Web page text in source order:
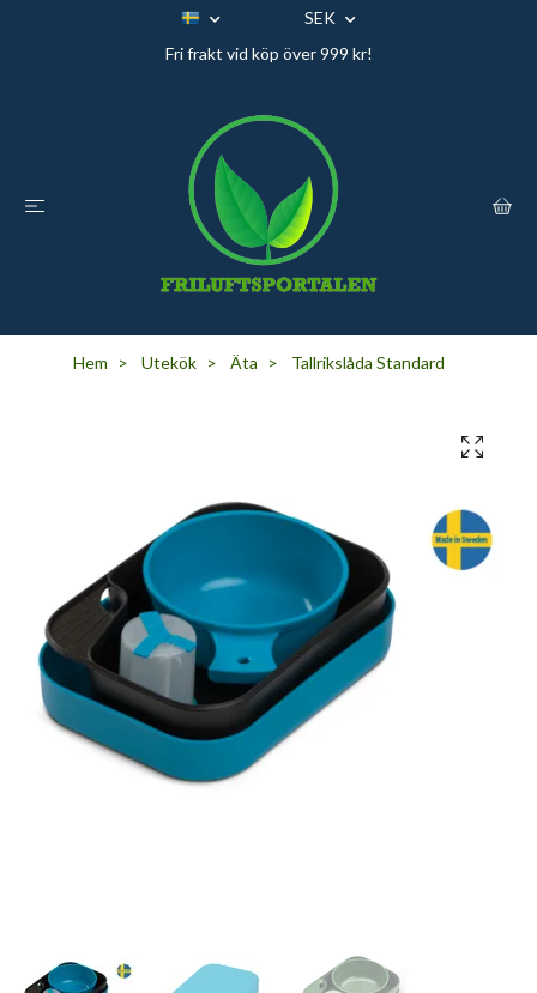
SEK
Fri frakt vid köp över 999 kr!
Hem Utekök Äta Tallrikslåda Standard